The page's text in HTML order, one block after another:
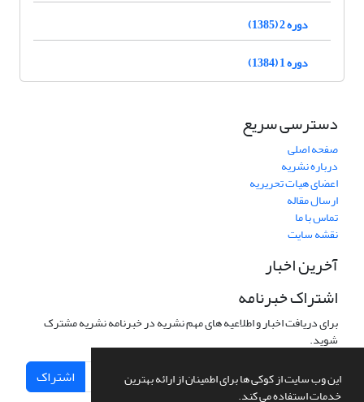
این وب سایت از کوکی ها برای اطمینان از ارائه بهترین
خدمات استفاده می کند.
دوره 2 (1385)
دوره 1 (1384)
دسترسی سریع
صفحه اصلی
درباره نشریه
اعضای هیات تحریریه
ارسال مقاله
تماس با ما
نقشه سایت
آخرین اخبار
اشتراک خبرنامه
برای دریافت اخبار و اطلاعیه های مهم نشریه در خبرنامه نشریه مشترک
شوید.
اشتراک